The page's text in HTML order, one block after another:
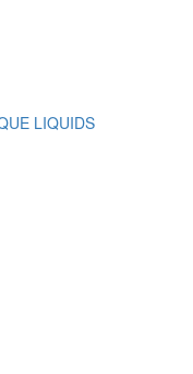
LIQUIDS